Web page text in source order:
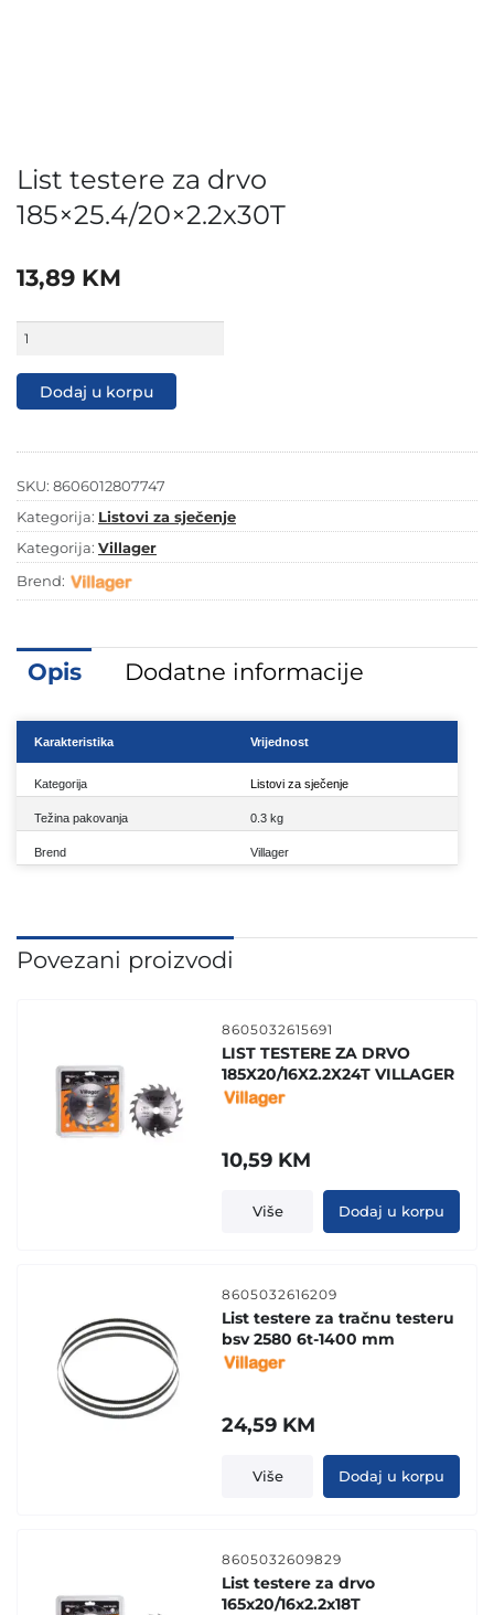
List testere za drvo
185×25.4/20×2.2x30T
13,89 KM
testere
drvo
185x25.4/20x2.2x30T
Dodaj u korpu
SKU: 8606012807747
Kategorija: Listovi za sječenje
Kategorija: Villager
Brend:
Opis Dodatne informacije
Karakteristika Vrijednost
Kategorija Listovi za sječenje
Težina pakovanja 0.3 kg
Brend Villager
Povezani proizvodi
8605032615691
LIST TESTERE ZA DRVO
185X20/16X2.2X24T VILLAGER
10,59 KM
Više Dodaj u korpu
8605032616209
List testere za tračnu testeru
bsv 2580 6t-1400 mm
24,59 KM
Više Dodaj u korpu
8605032609829
List testere za drvo
165x20/16x2.2x18T